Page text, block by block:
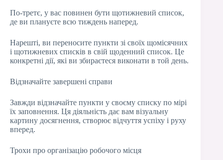
По-третє, у вас повинен бути щотижневий список,
де ви плануєте всю тиждень наперед.
Нарешті, ви переносите пункти зі своїх щомісячних
і щотижневих списків в свій щоденний список. Це
конкретні дії, які ви збираєтеся виконати в той день.
Відзначайте завершені справи
Завжди відзначайте пункти у своєму списку по мірі
їх заповнення. Ця діяльність дає вам візуальну
картину досягнення, створює відчуття успіху і руху
вперед.
Трохи про організацію робочого місця